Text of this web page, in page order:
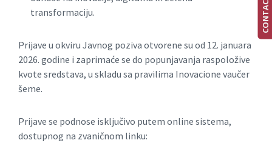
transformaciju.
Prijave u okviru Javnog poziva otvorene su od 12. januara
2026. godine i zaprimaće se do popunjavanja raspoložive
kvote sredstava, u skladu sa pravilima Inovacione vaučer
šeme.
Prijave se podnose isključivo putem online sistema,
dostupnog na zvaničnom linku: